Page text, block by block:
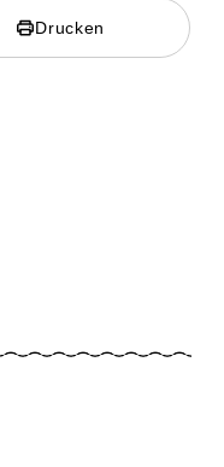
Drucken